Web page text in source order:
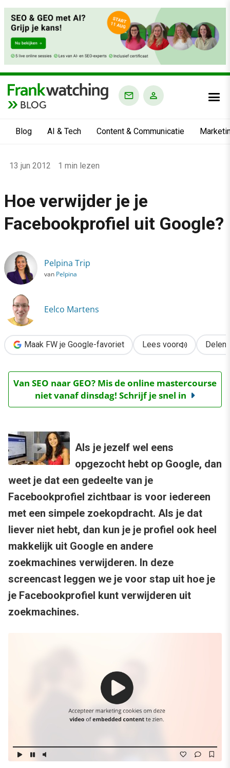
BLOG
Blog AI & Tech Content & Communicatie
›
Alle artikelen
Hoe verwijder je je Facebookprofiel uit Google?
13 jun 2012 1 min lezen
Hoe verwijder je je
Facebookprofiel uit Google?
Pelpina Trip
van Pelpina
Eelco Martens
Maak FW je Google-favoriet Lees voor Delen
Van SEO naar GEO? Mis de online mastercourse
niet vanaf dinsdag! Schrijf je snel in
Als je jezelf wel eens
opgezocht hebt op Google, dan
weet je dat een gedeelte van je
Facebookprofiel zichtbaar is voor iedereen
met een simpele zoekopdracht. Als je dat
liever niet hebt, dan kun je je profiel ook heel
makkelijk uit Google en andere
zoekmachines verwijderen. In deze
screencast leggen we je voor stap uit hoe je
je Facebookprofiel kunt verwijderen uit
zoekmachines.